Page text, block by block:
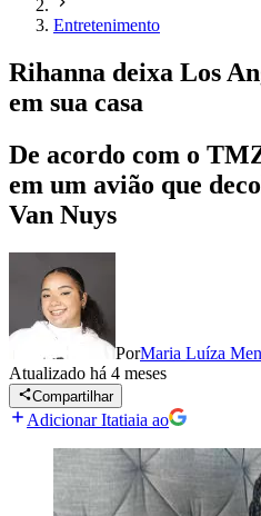
Entretenimento
Rihanna deixa Los
em sua casa
De acordo com o
em um avião que
Van Nuys
PorMaria Luíza
Atualizado há 4 meses
Compartilhar
Adicionar Itatiaia ao